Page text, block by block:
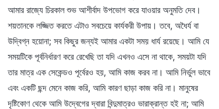
আমার রাজ্যে চিরকাল শুভ আশীর্বাদ উপভোগ করে যাওয়ার অনুমতি দেব।
শয়তানকে লজ্জিত করতে এটাও সবচেয়ে কার্যকরী উপায়। তবে, অধৈর্য বা
উদ্বিগ্ন হয়োনা; সব কিছুর জন্যই আমার একটা সময় ধার্য রয়েছে। আমি যে
সময়টিকে পূর্বনির্ধারণ করে রেখেছি তা যদি এখনও এসে না থাকে, সময়টা যদি
তার মাত্র এক সেকেন্ডও পূর্বেরও হয়, আমি কাজ করব না। আমি নির্ভুল ভাবে
এবং একটি ছন্দ মেনে কাজ করি, আমি কারণ ছাড়া কাজ করি না। মানুষের
দৃষ্টিকোণ থেকে আমি উদ্বেগের দ্বারা বিন্দুমাত্রও ভারাক্রান্ত হই না; আমি